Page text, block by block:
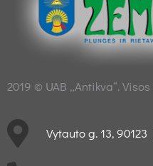
2019 © UAB „Antikva“.
Vytauto g. 13, 90123